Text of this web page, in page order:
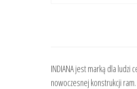
INDIANA jest marką dla ludzi
nowoczesnej konstrukcji